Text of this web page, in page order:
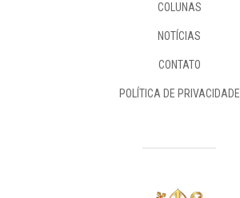
COLUNAS
NOTÍCIAS
CONTATO
POLÍTICA DE PRIVACIDADE